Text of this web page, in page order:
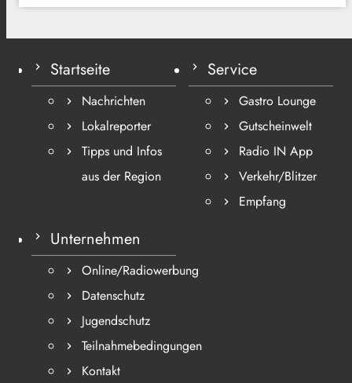
Startseite
Nachrichten
Lokalreporter
Tipps und Infos
aus der Region
Service
Gastro Lounge
Gutscheinwelt
Radio IN App
Verkehr/Blitzer
Empfang
Unternehmen
Online/Radiowerbung
Datenschutz
Jugendschutz
Teilnahmebedingungen
Kontakt